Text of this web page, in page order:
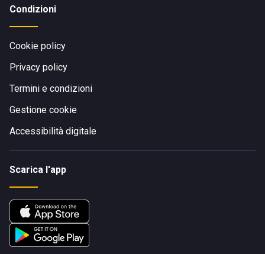
Condizioni
Cookie policy
Privacy policy
Termini e condizioni
Gestione cookie
Accessibilità digitale
Scarica l'app